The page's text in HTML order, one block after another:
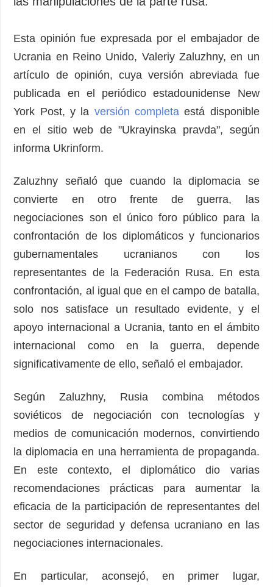
Esta opinión fue expresada por el embajador de
Ucrania en Reino Unido, Valeriy Zaluzhny, en un
artículo de opinión, cuya versión abreviada fue
publicada en el periódico estadounidense New
York Post, y la versión completa está disponible
en el sitio web de "Ukrayinska pravda", según
informa Ukrinform.
Zaluzhny señaló que cuando la diplomacia se
convierte en otro frente de guerra, las
negociaciones son el único foro público para la
confrontación de los diplomáticos y funcionarios
gubernamentales ucranianos con los
representantes de la Federación Rusa. En esta
confrontación, al igual que en el campo de batalla,
solo nos satisface un resultado evidente, y el
apoyo internacional a Ucrania, tanto en el ámbito
internacional como en la guerra, depende
significativamente de ello, señaló el embajador.
Según Zaluzhny, Rusia combina métodos
soviéticos de negociación con tecnologías y
medios de comunicación modernos, convirtiendo
la diplomacia en una herramienta de propaganda.
En este contexto, el diplomático dio varias
recomendaciones prácticas para aumentar la
eficacia de la participación de representantes del
sector de seguridad y defensa ucraniano en las
negociaciones internacionales.
En particular, aconsejó, en primer lugar,